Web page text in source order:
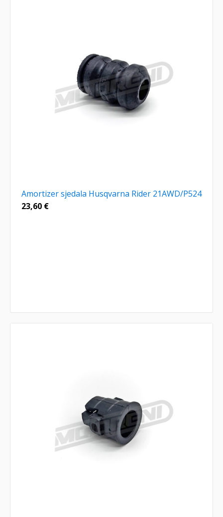
Amortizer sjedala Husqvarna Rider 21AWD/P524
23,60 €